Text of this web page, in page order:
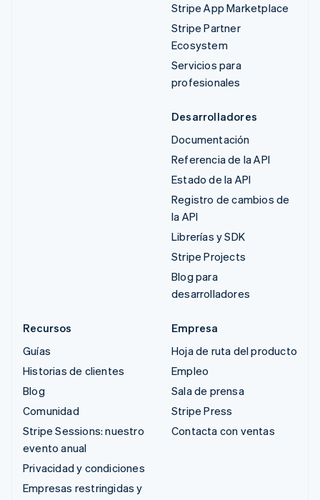
Stripe App Marketplace
Stripe Partner
Ecosystem
Servicios para
profesionales
Desarrolladores
Documentación
Referencia de la API
Estado de la API
Registro de cambios de
la API
Librerías y SDK
Stripe Projects
Blog para
desarrolladores
Recursos
Guías
Historias de clientes
Blog
Comunidad
Stripe Sessions: nuestro
evento anual
Privacidad y condiciones
Empresas restringidas y
Empresa
Hoja de ruta del producto
Empleo
Sala de prensa
Stripe Press
Contacta con ventas